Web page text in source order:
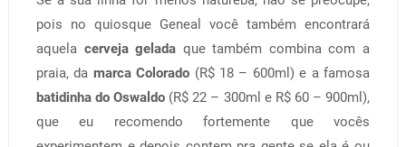
pois no quiosque Geneal você também encontrará
aquela cerveja gelada que também combina com a
praia, da marca Colorado (R$ 18 – 600ml) e a famosa
batidinha do Oswaldo (R$ 22 – 300ml e R$ 60 – 900ml),
que eu recomendo fortemente que vocês